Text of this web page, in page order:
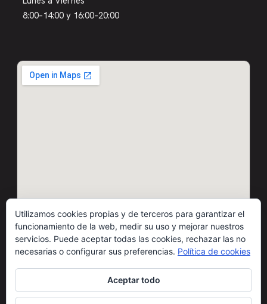
8:00–14:00 y 16:00–20:00
© 2026 Motos Carbó · Todos los derechos reservados
Condiciones de usoCláusulas legalesPolítica de cookies
Utilizamos cookies propias y de terceros para garantizar el
funcionamiento de la web, medir su uso y mejorar nuestros
servicios. Puede aceptar todas las cookies, rechazar las no
necesarias o configurar sus preferencias. Política de cookies
Aceptar todo